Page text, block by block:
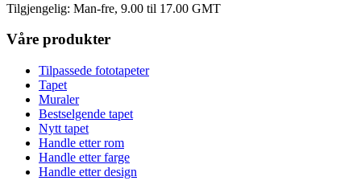
Tilgjengelig: Man-fre, 9.00 til 17.00 GMT
Våre produkter
Tilpassede fototapeter
Tapet
Muraler
Bestselgende tapet
Nytt tapet
Handle etter rom
Handle etter farge
Handle etter design